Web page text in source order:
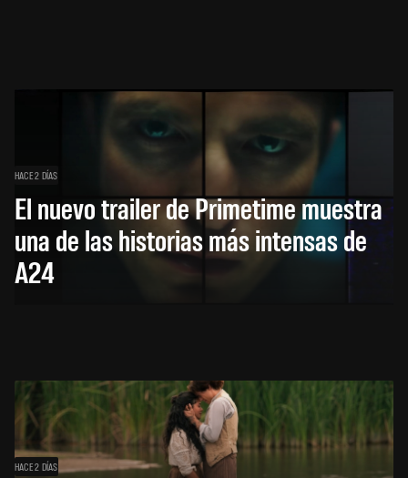
HACE 2 DÍAS
El nuevo trailer de Primetime muestra
una de las historias más intensas de
A24
HACE 2 DÍAS